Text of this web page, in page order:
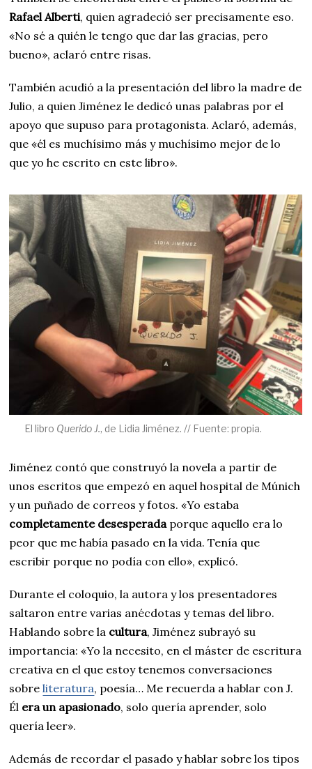
Rafael Alberti, quien agradeció ser precisamente eso.
«No sé a quién le tengo que dar las gracias, pero
bueno», aclaró entre risas.
También acudió a la presentación del libro la madre de
Julio, a quien Jiménez le dedicó unas palabras por el
apoyo que supuso para protagonista. Aclaró, además,
que «él es muchísimo más y muchísimo mejor de lo
que yo he escrito en este libro».
El libro Querido J., de Lidia Jiménez. // Fuente: propia.
Jiménez contó que construyó la novela a partir de
unos escritos que empezó en aquel hospital de Múnich
y un puñado de correos y fotos. «Yo estaba
completamente desesperadaporque aquello era lo
peor que me había pasado en la vida. Tenía que
escribir porque no podía con ello», explicó.
Durante el coloquio, la autora y los presentadores
saltaron entre varias anécdotas y temas del libro.
Hablando sobre la cultura, Jiménez subrayó su
importancia: «Yo la necesito, en el máster de escritura
creativa en el que estoy tenemos conversaciones
sobreliteratura, poesía… Me recuerda a hablar con J.
Él era un apasionado, solo quería aprender, solo
quería leer».
Además de recordar el pasado y hablar sobre los tipos